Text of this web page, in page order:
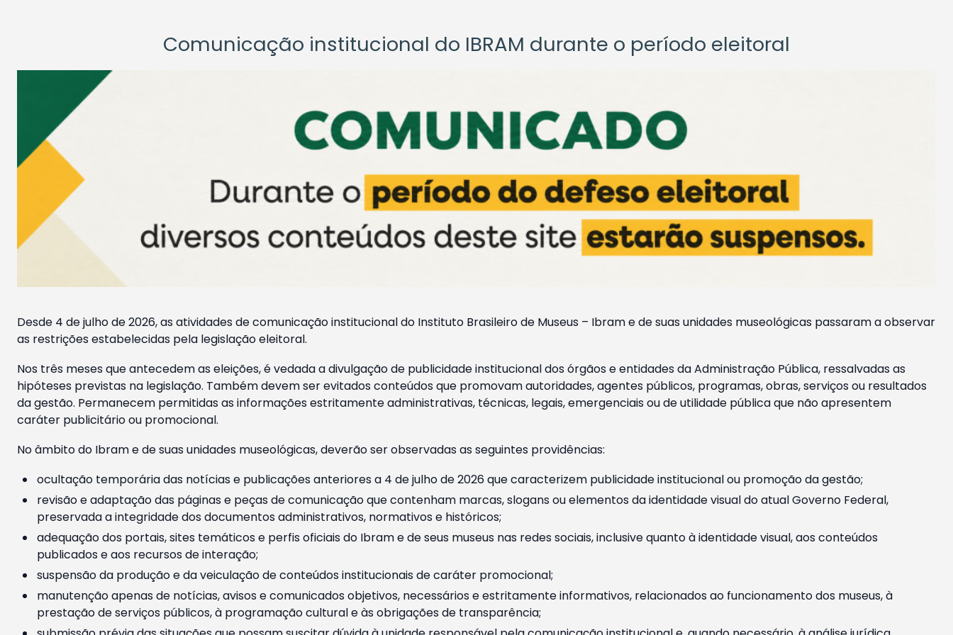
Comunicação institucional do IBRAM durante o período eleitoral
Desde 4 de julho de 2026, as atividades de comunicação institucional do Instituto Brasileiro de Museus – Ibram e de suas unidades museológicas passaram a observar
as restrições estabelecidas pela legislação eleitoral.
Nos três meses que antecedem as eleições, é vedada a divulgação de publicidade institucional dos órgãos e entidades da Administração Pública, ressalvadas as
hipóteses previstas na legislação. Também devem ser evitados conteúdos que promovam autoridades, agentes públicos, programas, obras, serviços ou resultados
da gestão. Permanecem permitidas as informações estritamente administrativas, técnicas, legais, emergenciais ou de utilidade pública que não apresentem
caráter publicitário ou promocional.
No âmbito do Ibram e de suas unidades museológicas, deverão ser observadas as seguintes providências:
ocultação temporária das notícias e publicações anteriores a 4 de julho de 2026 que caracterizem publicidade institucional ou promoção da gestão;
revisão e adaptação das páginas e peças de comunicação que contenham marcas, slogans ou elementos da identidade visual do atual Governo Federal,
preservada a integridade dos documentos administrativos, normativos e históricos;
adequação dos portais, sites temáticos e perfis oficiais do Ibram e de seus museus nas redes sociais, inclusive quanto à identidade visual, aos conteúdos
publicados e aos recursos de interação;
suspensão da produção e da veiculação de conteúdos institucionais de caráter promocional;
manutenção apenas de notícias, avisos e comunicados objetivos, necessários e estritamente informativos, relacionados ao funcionamento dos museus, à
prestação de serviços públicos, à programação cultural e às obrigações de transparência;